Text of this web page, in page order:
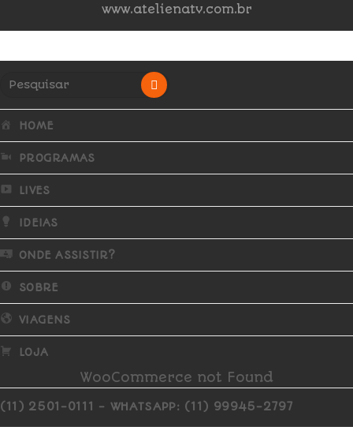
www.atelienatv.com.br
HOME
PROGRAMAS
LIVES
IDEIAS
ONDE ASSISTIR?
SOBRE
VIAGENS
LOJA
WooCommerce not Found
(11) 2501-0111 - WHATSAPP: (11) 99945-2797